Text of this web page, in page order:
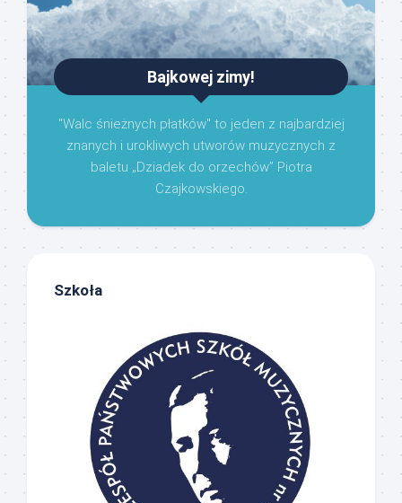
Bajkowej zimy!
"Walc śnieżnych płatków" to jeden z najbardziej
znanych i urokliwych utworów muzycznych z
baletu „Dziadek do orzechów” Piotra
Czajkowskiego.
Szkoła